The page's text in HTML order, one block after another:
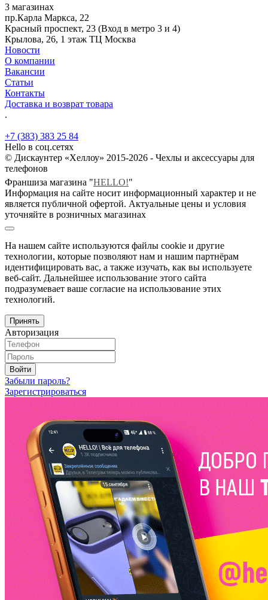
3 магазинах
пр.Карла Маркса, 22
Красный проспект, 23 (Вход в метро 3 и 4)
Крылова, 26, 1 этаж ТЦ Москва
Новости
О компании
Вакансии
Статьи
Контакты
Доставка и возврат товара
.
+7 (383) 383 25 84
Hello в соц.сетях
© Дискаунтер «Хеллоу» 2015-2026 - Чехлы и аксессуары для
телефонов
Франшиза магазина "HELLO!"
Информация на сайте носит информационный характер и не
является публичной офертой. Актуальные цены и условия
уточняйте в розничных магазинах
На нашем сайте используются файлы cookie и другие
технологии, которые позволяют нам и нашим партнёрам
идентифицировать вас, а также изучать, как вы используете
веб-сайт. Дальнейшее использование этого сайта
подразумевает ваше согласие на использование этих
технологий.
Принять
Авторизация
Войти
Забыли пароль?
Зарегистрироваться